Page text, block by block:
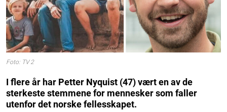
Foto: TV 2
I flere år har Petter Nyquist (47) vært en av de
sterkeste stemmene for mennesker som faller
utenfor det norske fellesskapet.